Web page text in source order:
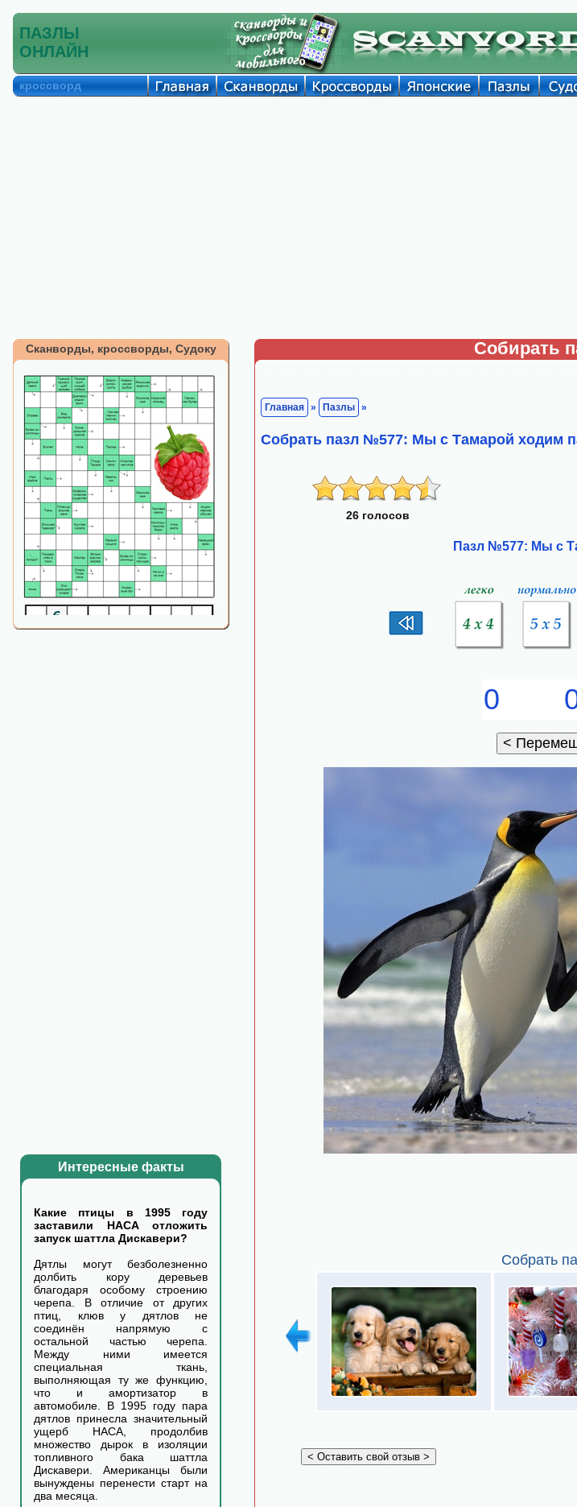
ПАЗЛЫ
ОНЛАЙН
кроссворд
Сканворды, кроссворды, Судоку
Интересные факты
Какие птицы в 1995 году
заставили НАСА отложить
запуск шаттла Дискавери?
Дятлы могут безболезненно
долбить кору деревьев
благодаря особому строению
черепа. В отличие от других
птиц, клюв у дятлов не
соединён напрямую с
остальной частью черепа.
Между ними имеется
специальная ткань,
выполняющая ту же функцию,
что и амортизатор в
автомобиле. В 1995 году пара
дятлов принесла значительный
ущерб НАСА, продолбив
множество дырок в изоляции
топливного бака шаттла
Дискавери. Американцы были
вынуждены перенести старт на
два месяца.
Собирать
Главная » Пазлы »
Собрать пазл №577: Мы с Тамарой ходим
26 голосов
Пазл №577: Мы с
Собрать